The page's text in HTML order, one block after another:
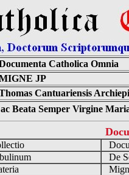
Catholica Omnia
JP
Cantuariensis
Beata Semper Virgine
De